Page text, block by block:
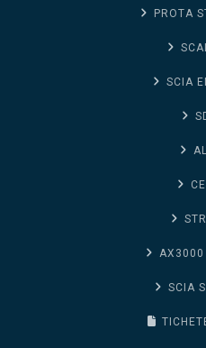
PROTA
SCIA
AX3000
SCIA